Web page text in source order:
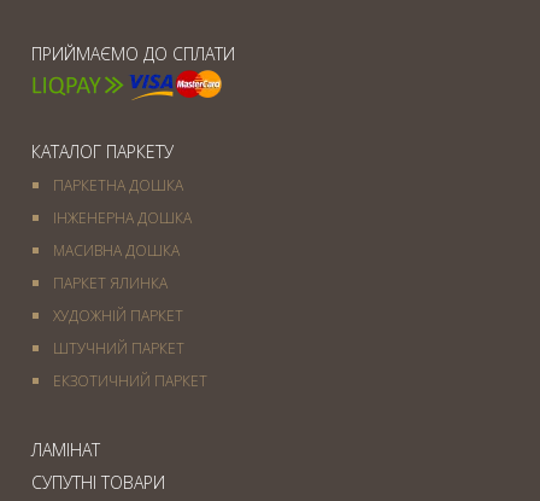
ПРИЙМАЄМО ДО СПЛАТИ
КАТАЛОГ ПАРКЕТУ
ПАРКЕТНА ДОШКА
ІНЖЕНЕРНА ДОШКА
МАСИВНА ДОШКА
ПАРКЕТ ЯЛИНКА
ХУДОЖНІЙ ПАРКЕТ
ШТУЧНИЙ ПАРКЕТ
ЕКЗОТИЧНИЙ ПАРКЕТ
ЛАМІНАТ
СУПУТНІ ТОВАРИ